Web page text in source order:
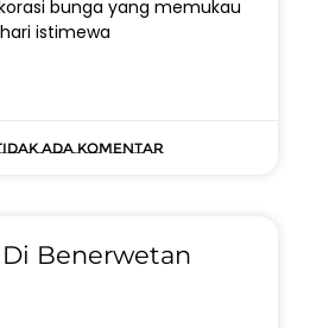
bunga yang memukau
istimewa
ada komentar
Benerwetan